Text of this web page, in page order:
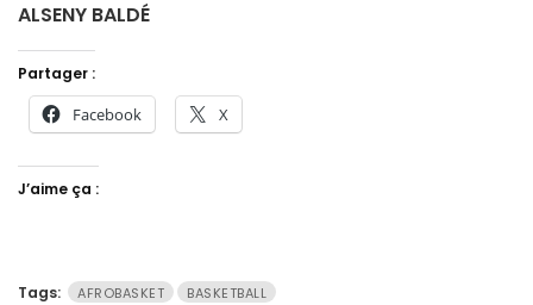
ALSENY BALDÉ
Partager :
Facebook X
J’aime ça :
Tags: AFROBASKET BASKETBALL